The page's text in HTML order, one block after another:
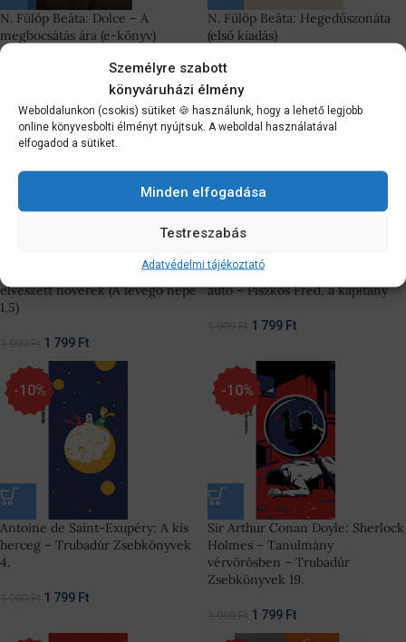
Személyre szabott
könyváruházi élmény
Weboldalunkon (csokis) sütiket 🍪 használunk, hogy a lehető legjobb
online könyvesbolti élményt nyújtsuk. A weboldal használatával
elfogadod a sütiket.
Minden elfogadása
Testreszabás
Adatvédelmi tájékoztató
N. Fülöp Beáta: Dolce – A
megbocsátás ára (e-könyv)
N. Fülöp Beáta: Hegedűszonáta
(első kiadás)
1 990Ft
-10%
Holly Black: The Lost Sisters – Az
elveszett nővérek (A levegő népe
1,5)
1 799 Ft
-10%
Rejtő Jenő: A tizennégy karátos
autó – Piszkos Fred, a kapitány
1 799 Ft
-10%
Antoine de Saint-Exupéry: A kis
herceg – Trubadúr Zsebkönyvek
4.
1 799 Ft
-10%
Sir Arthur Conan Doyle: Sherlock
Holmes – Tanulmány
vérvörösben – Trubadúr
Zsebkönyvek 19.
1 799 Ft